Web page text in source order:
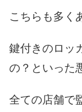
こちらも多く
鍵付きのロッ
の？といった
全ての店舗で